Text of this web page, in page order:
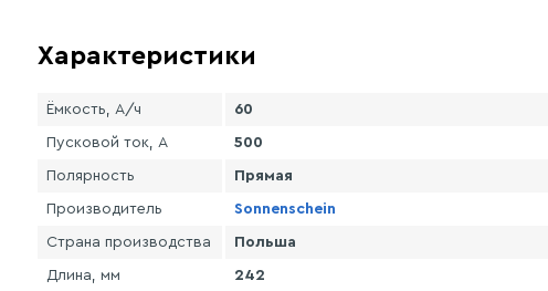
Характеристики
Ёмкость, А/ч 60
Пусковой ток, А 500
Полярность Прямая
Производитель Sonnenschein
Страна производства Польша
Длина, мм 242